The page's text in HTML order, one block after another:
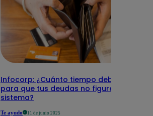
Infocorp: ¿Cuánto tiempo debe pasar
para que tus deudas no figuren en su
sistema?
Te ayudo 11 de junio 2025